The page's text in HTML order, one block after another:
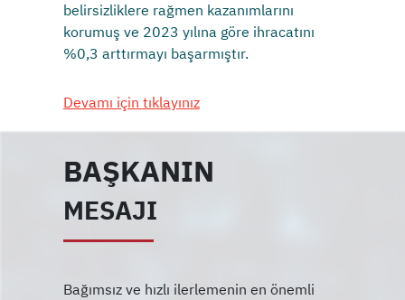
belirsizliklere rağmen kazanımlarını
korumuş ve 2023 yılına göre ihracatını
%0,3 arttırmayı başarmıştır.
Devamı için tıklayınız
BAŞKANIN
MESAJI
Bağımsız ve hızlı ilerlemenin en önemli